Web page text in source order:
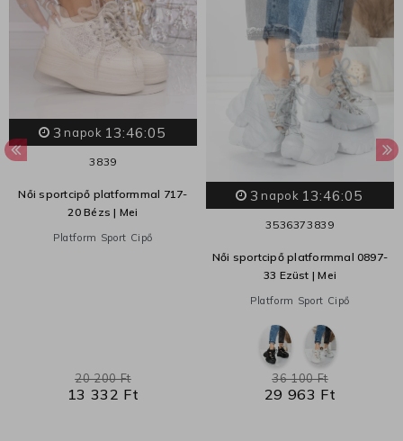
3 napok 13:46:04
3839
Női sportcipő platformmal 717-
20 Bézs | Mei
Platform Sport Cipő
13 332 Ft
20 200 Ft
3 napok 13:46:04
3536373839
Női sportcipő platformmal 0897-
33 Ezüst | Mei
Platform Sport Cipő
29 963 Ft
36 100 Ft